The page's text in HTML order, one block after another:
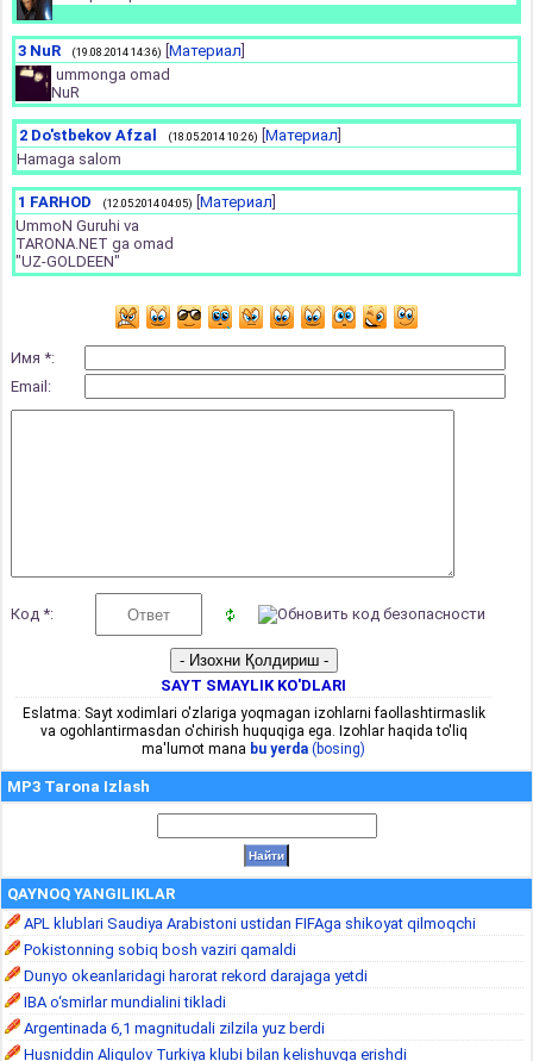
3 NuR (19.08.2014 14:36) Материал
ummonga omad
NuR
2 Do'stbekov Afzal (18.05.2014 10:26) Материал
Hamaga salom
1 FARHOD (12.05.2014 04:05) Материал
UmmoN Guruhi va
TARONA.NET ga omad
"UZ-GOLDEEN"
Имя *:
Email:
Код *:
SAYT SMAYLIK KO'DLARI
Eslatma: Sayt xodimlari o'zlariga yoqmagan izohlarni faollashtirmaslik
va ogohlantirmasdan o'chirish huquqiga ega. Izohlar haqida to'liq
ma'lumot mana bu yerda (bosing)
MP3 Tarona Izlash
QAYNOQ YANGILIKLAR
APL klublari Saudiya Arabistoni ustidan FIFAga shikoyat qilmoqchi
Pokistonning sobiq bosh vaziri qamaldi
Dunyo okeanlaridagi harorat rekord darajaga yetdi
IBA o‘smirlar mundialini tikladi
Argentinada 6,1 magnitudali zilzila yuz berdi
Husniddin Aliqulov Turkiya klubi bilan kelishuvga erishdi